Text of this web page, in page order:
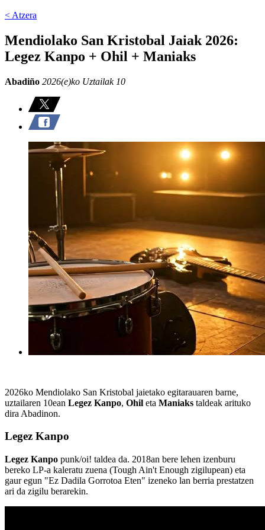
< Atzera
Mendiolako San Kristobal Jaiak 2026:
Legez Kanpo + Ohil + Maniaks
Abadiño 2026(e)ko Uztailak 10
2026ko Mendiolako San Kristobal jaietako egitarauaren barne,
uztailaren 10ean Legez Kanpo, Ohil eta Maniaks taldeak arituko
dira Abadinon.
Legez Kanpo
Legez Kanpo punk/oi! taldea da. 2018an bere lehen izenburu
bereko LP-a kaleratu zuena (Tough Ain't Enough zigilupean) eta
gaur egun "Ez Dadila Gorrotoa Eten" izeneko lan berria prestatzen
ari da zigilu berarekin.